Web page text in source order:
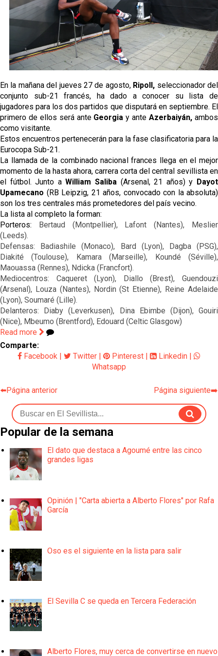
Djibril Sow pone rumbo a Italia para firmar su nuevo
contrato con el Genoa
Kochorashvili, seria opción para reforzar el centro
del campo sevillista
Sow muy cerca de cerrar su traspaso al Genoa
Oso es el siguiente en la lista para salir
En la mañana del jueves 27 de agosto, Ripoll, seleccionador del
conjunto sub-21 francés, ha dado a conocer su lista de
jugadores para los dos partidos que disputará en septiembre. El
primero de ellos será ante Georgia y anteAzerbaiyán,ambos
como visitante.
Estos encuentros pertenecerán para la fase clasificatoria para la
Eurocopa Sub-21.
La llamada de la combinado nacional frances llega en el mejor
momento de la hasta ahora, carrera corta del central sevillista en
el fútbol. Junto aWilliam Saliba (Arsenal, 21 años) y Dayot
Upamecano (RB Leipzig, 21 años, convocado con la absoluta)
son los tres centrales más prometedores del país vecino.
La lista al completo la forman:
Porteros: Bertaud (Montpellier), Lafont (Nantes), Meslier
(Leeds).
Defensas: Badiashile (Monaco), Bard (Lyon), Dagba (PSG),
Diakité (Toulouse), Kamara (Marseille), Koundé (Séville),
Maouassa (Rennes), Ndicka (Francfort).
Mediocentros: Caqueret (Lyon), Diallo (Brest), Guendouzi
(Arsenal), Louza (Nantes), Nordin (St Etienne), Reine Adelaide
(Lyon), Soumaré (Lille).
Delanteros: Diaby (Leverkusen), Dina Ebimbe (Dijon), Gouiri
(Nice), Mbeumo (Brentford), Edouard (Celtic Glasgow)
Read more
Comparte:
Facebook | Twitter | Pinterest | Linkedin |
Whatsapp
⬅️Página anterior Página siguiente➡️
Popular de la semana
El dato que destaca a Agoumé entre las cinco
grandes ligas
Opinión | "Carta abierta a Alberto Flores" por Rafa
García
Oso es el siguiente en la lista para salir
El Sevilla C se queda en Tercera Federación
Alberto Flores, muy cerca de convertirse en nuevo